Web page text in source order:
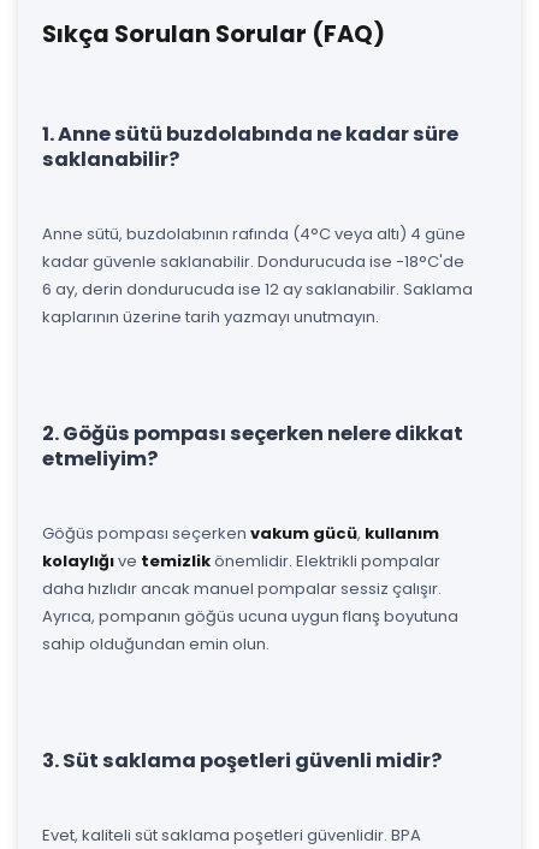
Sıkça Sorulan Sorular (FAQ)
1. Anne sütü buzdolabında ne kadar süre
saklanabilir?
Anne sütü, buzdolabının rafında (4°C veya altı) 4 güne
kadar güvenle saklanabilir. Dondurucuda ise -18°C'de
6 ay, derin dondurucuda ise 12 ay saklanabilir. Saklama
kaplarının üzerine tarih yazmayı unutmayın.
2. Göğüs pompası seçerken nelere dikkat
etmeliyim?
Göğüs pompası seçerken vakum gücü, kullanım
kolaylığıve temizlikönemlidir. Elektrikli pompalar
daha hızlıdır ancak manuel pompalar sessiz çalışır.
Ayrıca, pompanın göğüs ucuna uygun flanş boyutuna
sahip olduğundan emin olun.
3. Süt saklama poşetleri güvenli midir?
Evet, kaliteli süt saklama poşetleri güvenlidir. BPA